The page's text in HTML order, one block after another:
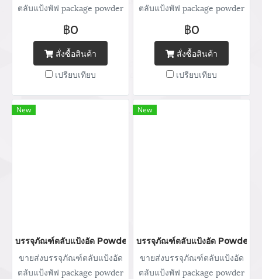
ตลับแป้งพัฟ package powder
กระปุกแป้ง จำหน่ายบรรจุภัณฑ์
เครื่องสำอางทุกประเภท Tel :
(+66) 020 462 506-105
Mobile: 083 828 9246 Email:
marketing@packingroom.com/
sale@packingroom.com/
฿0
สั่งซื้อสินค้า
เปรียบเทียบ
ตลับแป้งพัฟ package powder
กระปุกแป้ง จำหน่ายบรรจุภัณฑ์
เครื่องสำอางทุกประเภท Tel :
(+66) 020 462 506-105
Mobile: 083 828 9246 Email:
marketing@packingroom.com/
sale@packingroom.com/
฿0
สั่งซื้อสินค้า
เปรียบเทียบ
New
บรรจุภัณฑ์ตลับแป้งอัด Powder packaging / powder case ตลับแ
ขายส่งบรรจุภัณฑ์ตลับแป้งอัด
ตลับแป้งพัฟ package powder
New
บรรจุภัณฑ์ตลับแป้งอัด Powder
ขายส่งบรรจุภัณฑ์ตลับแป้งอัด
ตลับแป้งพัฟ package powder